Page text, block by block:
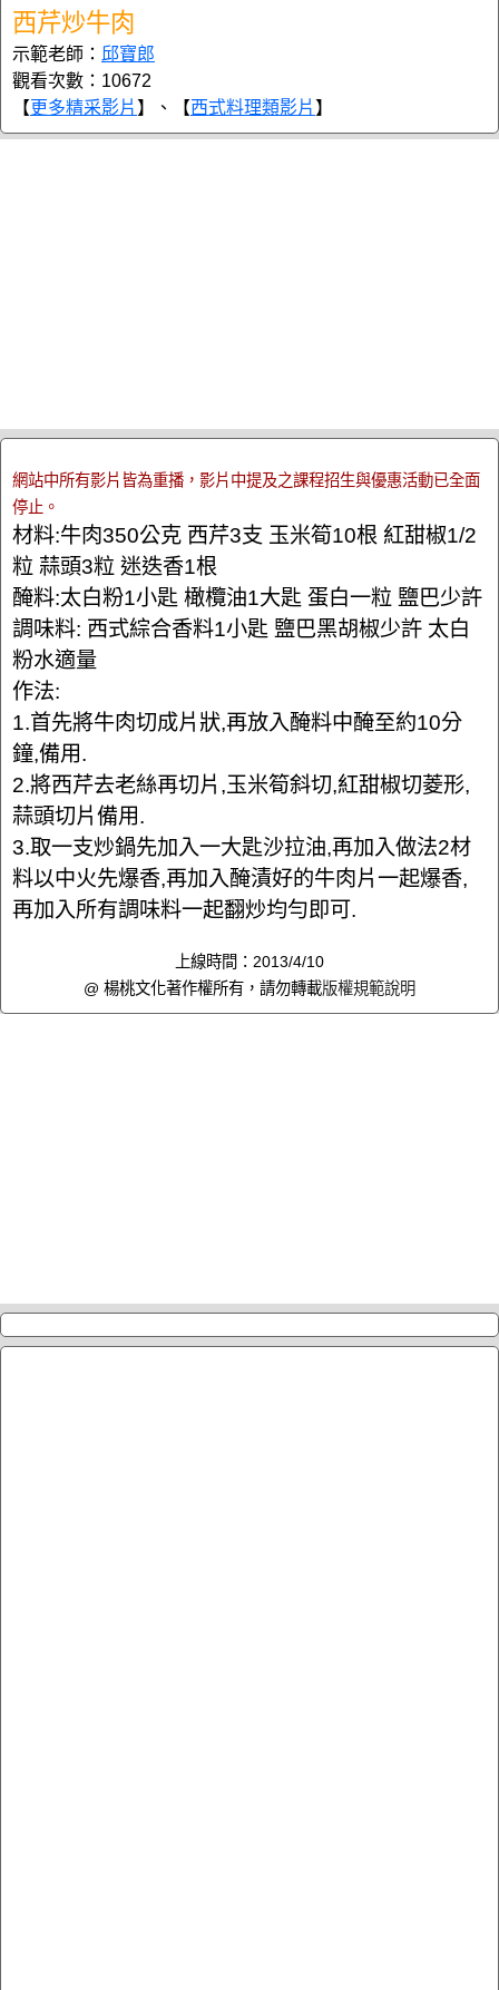
西芹炒牛肉
示範老師： 邱寶郎
觀看次數：10672
【更多精采影片 】、【西式料理類影片 】
網站中所有影片皆為重播，影片中提及之課程招生與優惠活動已全面
停止。
材料:牛肉350公克 西芹3支 玉米筍10根 紅甜椒1/2
粒 蒜頭3粒 迷迭香1根
醃料:太白粉1小匙 橄欖油1大匙 蛋白一粒 鹽巴少許
調味料: 西式綜合香料1小匙 鹽巴黑胡椒少許 太白
粉水適量
作法:
1.首先將牛肉切成片狀,再放入醃料中醃至約10分
鐘,備用.
2.將西芹去老絲再切片,玉米筍斜切,紅甜椒切菱形,
蒜頭切片備用.
3.取一支炒鍋先加入一大匙沙拉油,再加入做法2材
料以中火先爆香,再加入醃漬好的牛肉片一起爆香,
再加入所有調味料一起翻炒均勻即可.
上線時間：2013/4/10
@ 楊桃文化著作權所有，請勿轉載版權規範說明